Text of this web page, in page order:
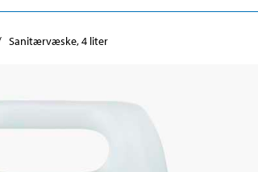
Sanitærvæske, 4 liter